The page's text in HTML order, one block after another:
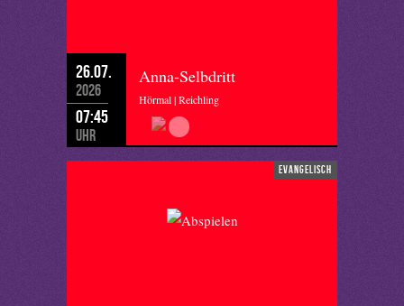
26.07.
2026
07:45
Uhr
Anna-Selbdritt
Hörmal | Reichling
evangelisch